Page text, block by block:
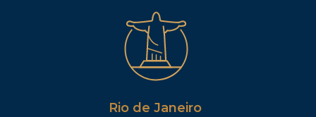
Rio de Janeiro